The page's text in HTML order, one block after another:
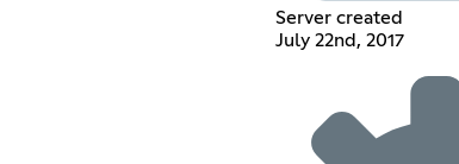
Server created
July 22nd, 2017